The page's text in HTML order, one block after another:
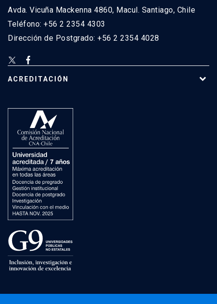
Avda. Vicuña Mackenna 4860, Macul. Santiago, Chile
Teléfono: +56 2 2354 4303
Dirección de Postgrado: +56 2 2354 4028
ACREDITACIÓN